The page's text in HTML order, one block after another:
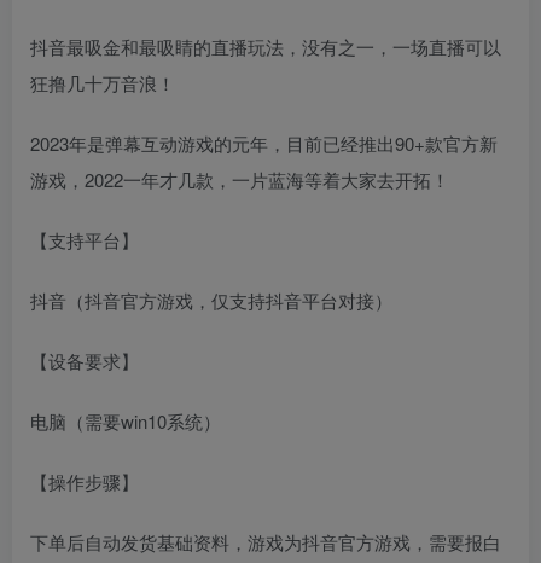
抖音最吸金和最吸睛的直播玩法，没有之一，一场直播可以
狂撸几十万音浪！
2023年是弹幕互动游戏的元年，目前已经推出90+款官方新
游戏，2022一年才几款，一片蓝海等着大家去开拓！
【支持平台】
抖音（抖音官方游戏，仅支持抖音平台对接）
【设备要求】
电脑（需要win10系统）
【操作步骤】
下单后自动发货基础资料，游戏为抖音官方游戏，需要报白